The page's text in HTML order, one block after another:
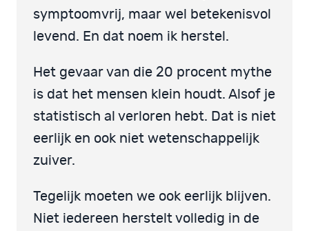
symptoomvrij, maar wel betekenisvol
levend. En dat noem ik herstel.
Het gevaar van die 20 procent mythe
is dat het mensen klein houdt. Alsof je
statistisch al verloren hebt. Dat is niet
eerlijk en ook niet wetenschappelijk
zuiver.
Tegelijk moeten we ook eerlijk blijven.
Niet iedereen herstelt volledig in de